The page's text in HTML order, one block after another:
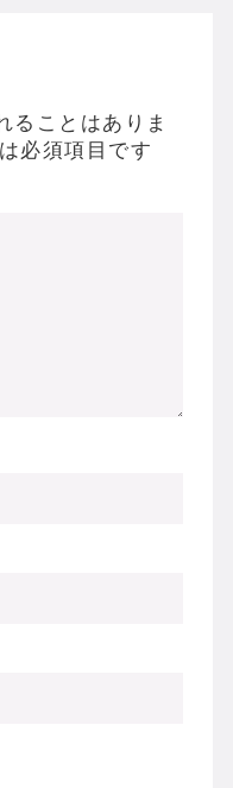
ることはありま
必須項目です